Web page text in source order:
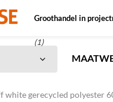
Groothandel in
(1)
white gerecycled polyester